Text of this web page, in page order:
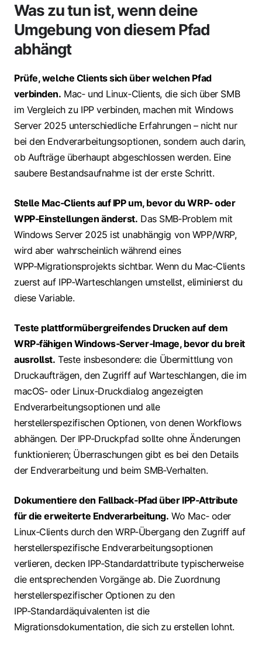
Was zu tun ist, wenn deine
Umgebung von diesem Pfad
abhängt
Prüfe, welche Clients sich über welchen Pfad
verbinden. Mac‑ und Linux‑Clients, die sich über SMB
im Vergleich zu IPP verbinden, machen mit Windows
Server 2025 unterschiedliche Erfahrungen – nicht nur
bei den Endverarbeitungsoptionen, sondern auch darin,
ob Aufträge überhaupt abgeschlossen werden. Eine
saubere Bestandsaufnahme ist der erste Schritt.
Stelle Mac‑Clients auf IPP um, bevor du WRP‑ oder
WPP‑Einstellungen änderst. Das SMB‑Problem mit
Windows Server 2025 ist unabhängig von WPP/WRP,
wird aber wahrscheinlich während eines
WPP‑Migrationsprojekts sichtbar. Wenn du Mac‑Clients
zuerst auf IPP‑Warteschlangen umstellst, eliminierst du
diese Variable.
Teste plattformübergreifendes Drucken auf dem
WRP‑fähigen Windows‑Server‑Image, bevor du breit
ausrollst. Teste insbesondere: die Übermittlung von
Druckaufträgen, den Zugriff auf Warteschlangen, die im
macOS‑ oder Linux‑Druckdialog angezeigten
Endverarbeitungsoptionen und alle
herstellerspezifischen Optionen, von denen Workflows
abhängen. Der IPP‑Druckpfad sollte ohne Änderungen
funktionieren; Überraschungen gibt es bei den Details
der Endverarbeitung und beim SMB‑Verhalten.
Dokumentiere den Fallback‑Pfad über IPP‑Attribute
für die erweiterte Endverarbeitung. Wo Mac‑ oder
Linux‑Clients durch den WRP‑Übergang den Zugriff auf
herstellerspezifische Endverarbeitungsoptionen
verlieren, decken IPP‑Standardattribute typischerweise
die entsprechenden Vorgänge ab. Die Zuordnung
herstellerspezifischer Optionen zu den
IPP‑Standardäquivalenten ist die
Migrationsdokumentation, die sich zu erstellen lohnt.